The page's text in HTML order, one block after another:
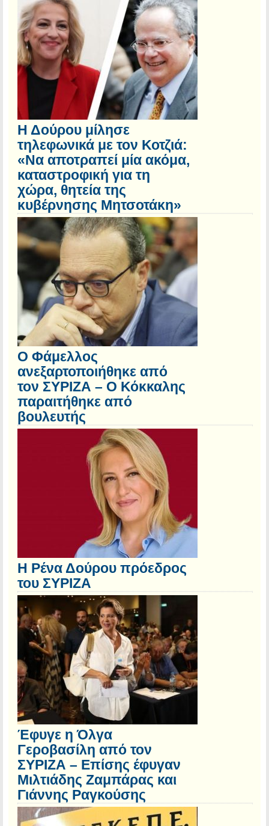
Η Δούρου μίλησε
τηλεφωνικά με τον Κοτζιά:
«Να αποτραπεί μία ακόμα,
καταστροφική για τη
χώρα, θητεία της
κυβέρνησης Μητσοτάκη»
Ο Φάμελλος
ανεξαρτοποιήθηκε από
τον ΣΥΡΙΖΑ – Ο Κόκκαλης
παραιτήθηκε από
βουλευτής
Η Ρένα Δούρου πρόεδρος
του ΣΥΡΙΖΑ
Έφυγε η Όλγα
Γεροβασίλη από τον
ΣΥΡΙΖΑ – Επίσης έφυγαν
Μιλτιάδης Ζαμπάρας και
Γιάννης Ραγκούσης